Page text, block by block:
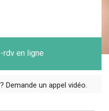
rdv en ligne
Demande un appel vidéo.